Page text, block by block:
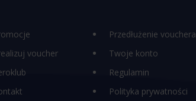
voucher
Przedłużenie vouchera
Twoje konto
Regulamin
Polityka prywatności